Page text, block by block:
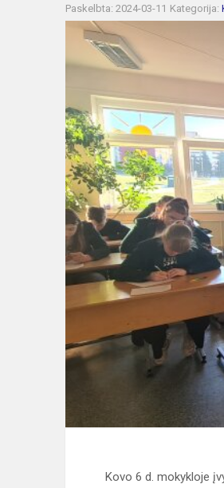
Paskelbta: 2024-03-11 Kategorija:
Kovo 6 d. mokykloje